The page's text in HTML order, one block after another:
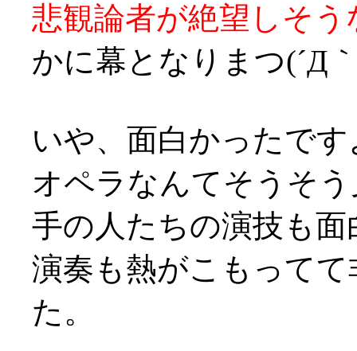
悲観論者が絶望しそう
かに幕となりまつ(´Д
いや、面白かったです
オペラなんてそうそ
手の人たちの演技も
演奏も熱がこもって
た。